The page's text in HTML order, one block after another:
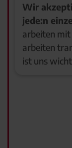
Wir
jede:n
arbeiten
arbeiten
ist uns